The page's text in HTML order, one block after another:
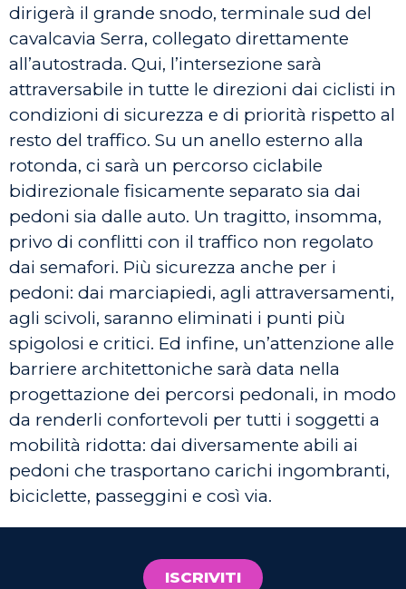
dirigerà il grande snodo, terminale sud del
cavalcavia Serra, collegato direttamente
all’autostrada. Qui, l’intersezione sarà
attraversabile in tutte le direzioni dai ciclisti in
condizioni di sicurezza e di priorità rispetto al
resto del traffico. Su un anello esterno alla
rotonda, ci sarà un percorso ciclabile
bidirezionale fisicamente separato sia dai
pedoni sia dalle auto. Un tragitto, insomma,
privo di conflitti con il traffico non regolato
dai semafori. Più sicurezza anche per i
pedoni: dai marciapiedi, agli attraversamenti,
agli scivoli, saranno eliminati i punti più
spigolosi e critici. Ed infine, un’attenzione alle
barriere architettoniche sarà data nella
progettazione dei percorsi pedonali, in modo
da renderli confortevoli per tutti i soggetti a
mobilità ridotta: dai diversamente abili ai
pedoni che trasportano carichi ingombranti,
biciclette, passeggini e così via.
ISCRIVITI